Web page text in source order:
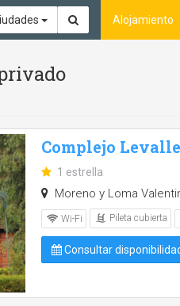
Alojamiento
Complejo Levalle
1 estrella
Moreno y Loma
Wi-Fi Pileta cubierta
Consultar